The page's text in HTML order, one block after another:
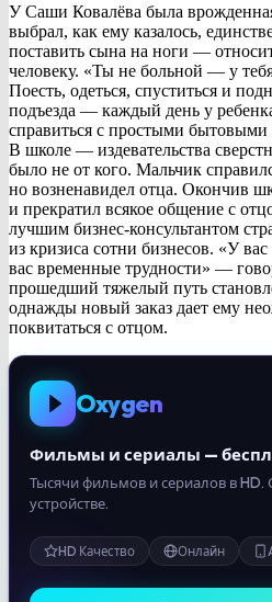
У Саши Ковалёва была
выбрал, как ему казалось,
поставить сына на ноги —
человеку. «Ты не больной — у
Поесть, одеться, спуститься и
подъезда — каждый день у
справиться с простыми бытовыми
В школе — издевательства
было не от кого. Мальчик
но возненавидел отца. Окончив
и прекратил всякое общение с
лучшим бизнес-консультантом
из кризиса сотни бизнесов. «У
вас временные трудности» —
прошедший тяжелый путь
однажды новый заказ дает ему
поквитаться с отцом.
Oxygen
Фильмы и сериалы —
Тысячи фильмов и сериалов в
устройстве.
HD Качество Онлайн